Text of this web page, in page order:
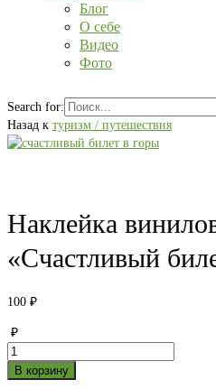
Блог
О себе
Видео
Фото
Search for:
Назад к туризм / путешествия
Наклейка
«Счастливый
100 ₽
₽
Количество
товара
В корзину